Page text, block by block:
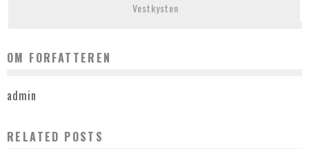
Vestkysten
OM FORFATTEREN
admin
RELATED POSTS